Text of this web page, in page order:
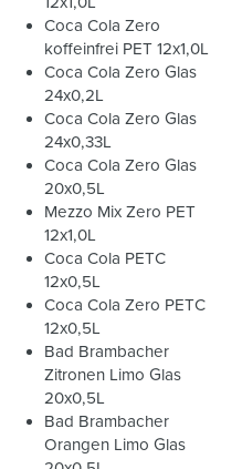
Coca Cola Zero
koffeinfrei PET 12x1,0L
Coca Cola Zero Glas
24x0,2L
Coca Cola Zero Glas
24x0,33L
Coca Cola Zero Glas
20x0,5L
Mezzo Mix Zero PET
12x1,0L
Coca Cola PETC
12x0,5L
Coca Cola Zero PETC
12x0,5L
Bad Brambacher
Zitronen Limo Glas
20x0,5L
Bad Brambacher
Orangen Limo Glas